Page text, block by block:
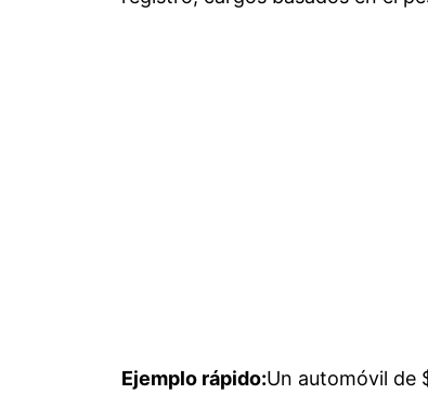
Ejemplo rápido:Un automóvil de